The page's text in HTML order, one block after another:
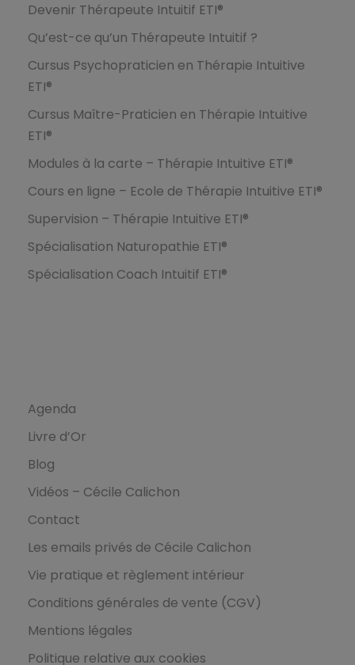
Devenir Thérapeute Intuitif ETI®
Qu’est-ce qu’un Thérapeute Intuitif ?
Cursus Psychopraticien en Thérapie Intuitive
ETI®
Cursus Maître-Praticien en Thérapie Intuitive
ETI®
Modules à la carte – Thérapie Intuitive ETI®
Cours en ligne – Ecole de Thérapie Intuitive ETI®
Supervision – Thérapie Intuitive ETI®
Spécialisation Naturopathie ETI®
Spécialisation Coach Intuitif ETI®
Agenda
Livre d’Or
Blog
Vidéos – Cécile Calichon
Contact
Les emails privés de Cécile Calichon
Vie pratique et règlement intérieur
Conditions générales de vente (CGV)
Mentions légales
Politique relative aux cookies